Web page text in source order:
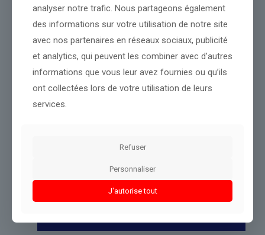
Partager le contenu
Dans le même thème
analyser notre trafic. Nous partageons également
des informations sur votre utilisation de notre site
avec nos partenaires en réseaux sociaux, publicité
et analytics, qui peuvent les combiner avec d’autres
informations que vous leur avez fournies ou qu’ils
ont collectées lors de votre utilisation de leurs
services.
Refuser
Personnaliser
J'autorise tout